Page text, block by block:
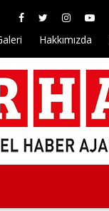
Hakkımızda